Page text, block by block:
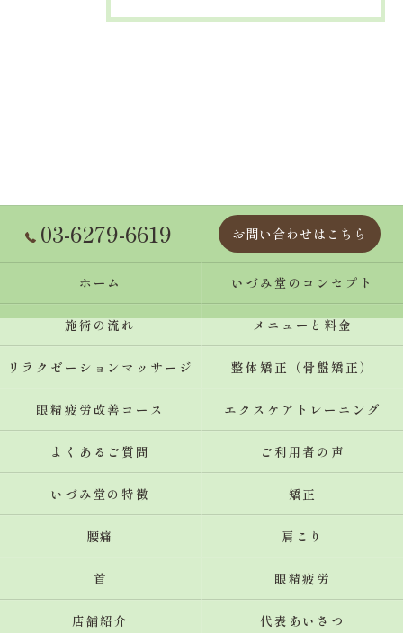
03-6279-6619 お問い合わせはこちら
ホーム いづみ堂のコンセプト
施術の流れ メニューと料金
リラクゼーションマッサージ 整体矯正（骨盤矯正）
眼精疲労改善コース エクスケアトレーニング
よくあるご質問 ご利用者の声
いづみ堂の特徴 矯正
腰痛 肩こり
首 眼精疲労
店舗紹介 代表あいさつ